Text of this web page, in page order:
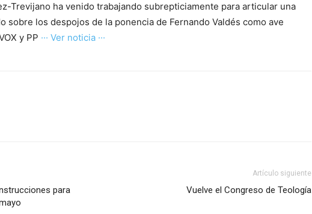
Trevijano ha venido trabajando subrepticiamente para articular una
sobre los despojos de la ponencia de Fernando Valdés como ave
y PP ··· Ver noticia ···
para
Artículo siguiente
Vuelve el Congreso de Teología